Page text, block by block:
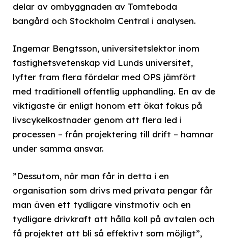
delar av ombyggnaden av Tomteboda
bangård och Stockholm Central i analysen.
Ingemar Bengtsson, universitetslektor inom
fastighetsvetenskap vid Lunds universitet,
lyfter fram flera fördelar med OPS jämfört
med traditionell offentlig upphandling. En av de
viktigaste är enligt honom ett ökat fokus på
livscykelkostnader genom att flera led i
processen – från projektering till drift – hamnar
under samma ansvar.
”Dessutom, när man får in detta i en
organisation som drivs med privata pengar får
man även ett tydligare vinstmotiv och en
tydligare drivkraft att hålla koll på avtalen och
få projektet att bli så effektivt som möjligt”,